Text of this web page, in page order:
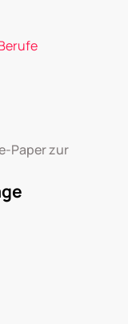
Paper zur